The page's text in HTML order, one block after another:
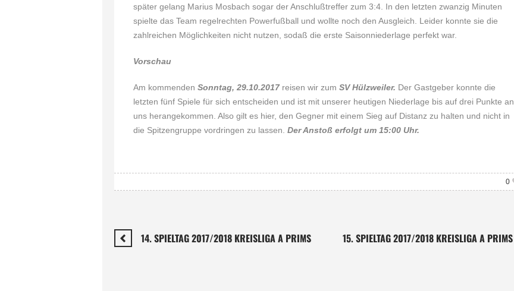
später gelang Marius Mosbach sogar der Anschlußtreffer zum 3:4. In den letzten zwanzig Minuten
spielte das Team regelrechten Powerfußball und wollte noch den Ausgleich. Leider konnte sie die
zahlreichen Möglichkeiten nicht nutzen, sodaß die erste Saisonniederlage perfekt war.
Vorschau
Am kommenden Sonntag, 29.10.2017 reisen wir zum SV Hülzweiler. Der Gastgeber konnte die
letzten fünf Spiele für sich entscheiden und ist mit unserer heutigen Niederlage bis auf drei Punkte an
uns herangekommen. Also gilt es hier, den Gegner mit einem Sieg auf Distanz zu halten und nicht in
die Spitzengruppe vordringen zu lassen. Der Anstoß erfolgt um 15:00 Uhr.
0
15. SPIELTAG 2017/2018 KREISLIGA A PRIMS
14. SPIELTAG 2017/2018 KREISLIGA A PRIMS